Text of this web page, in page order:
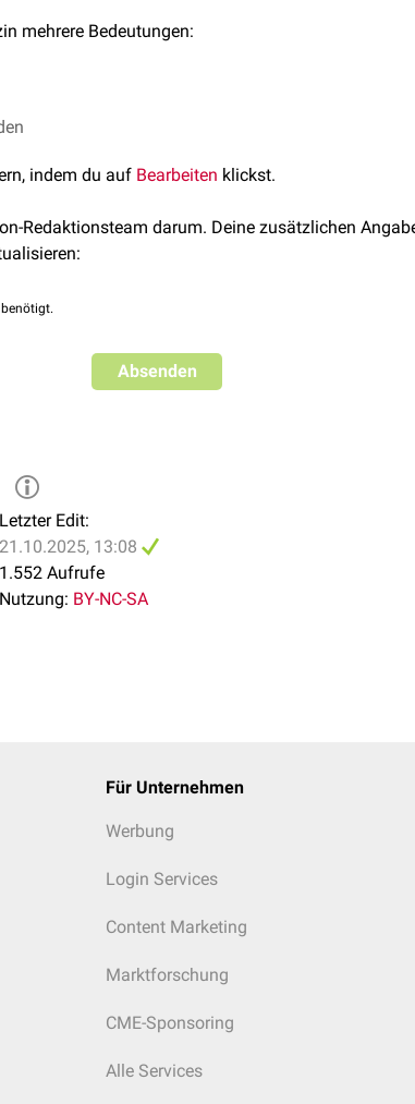
mehrere Bedeutungen:
indem du auf Bearbeiten klickst.
Redaktionsteam darum. Deine zusätzlichen
Absenden
Letzter Edit:
21.10.2025, 13:08
1.552 Aufrufe
Nutzung: BY-NC-SA
Für Unternehmen
Werbung
Login Services
Content Marketing
Marktforschung
CME-Sponsoring
Alle Services